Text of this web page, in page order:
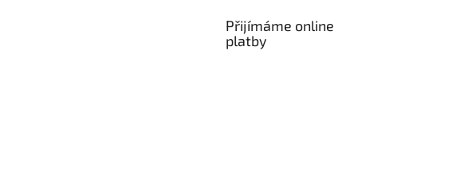
Přijímáme online
platby